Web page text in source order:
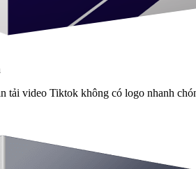
tải video Tiktok không có logo nhanh